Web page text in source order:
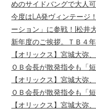
めのサイドバングで大人可
今度はLA発ヴィンテージ
ーション」に参戦！[松井
新年度のご挨拶。ＴＢ４
【オリックス】宮城大弥
ＯＢ会長が散発指令も「短
【オリックス】宮城大弥
ＯＢ会長が散発指令も「短
【オリックス】宮城大弥